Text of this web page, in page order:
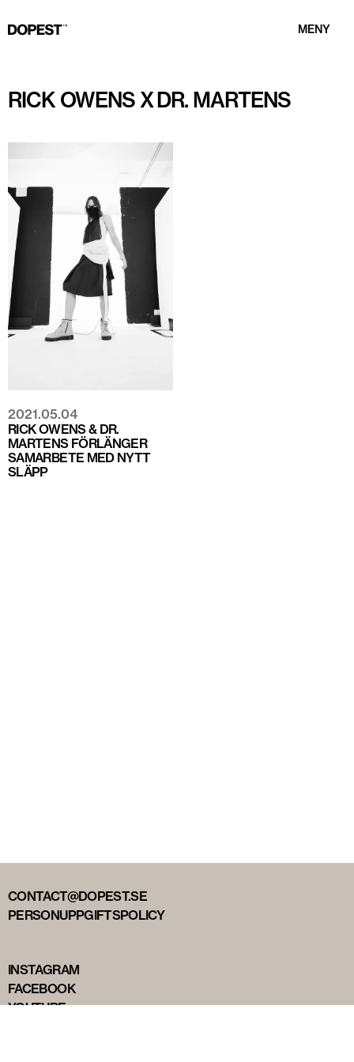
MENY
RICK OWENS X DR. MARTENS
2021.05.04
RICK OWENS & DR.
MARTENS FÖRLÄNGER
SAMARBETE MED NYTT
SLÄPP
CONTACT@DOPEST.SE
PERSONUPPGIFTSPOLICY
INSTAGRAM
FACEBOOK
YOUTUBE